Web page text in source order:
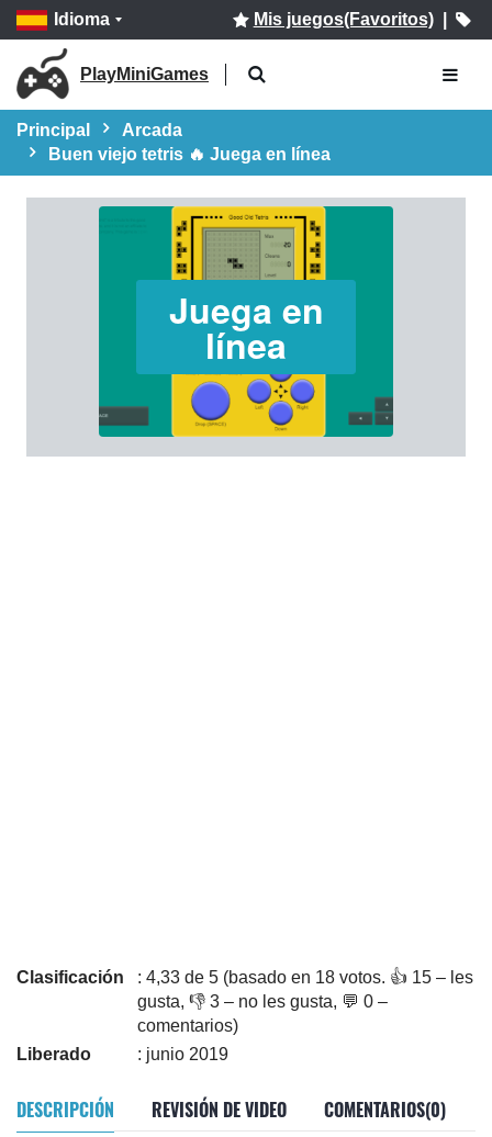
Idioma Mis juegos(Favoritos)|
PlayMiniGames
Principal
Arcada
Buen viejo tetris 🔥 Juega en línea
Juega en
línea
Clasificación
: 4,33 de 5 (basado en 18 votos. 👍 15 – les
gusta, 👎 3 – no les gusta, 💬 0 –
comentarios)
Liberado
: junio 2019
DESCRIPCIÓN REVISIÓN DE VIDEO COMENTARIOS(0)